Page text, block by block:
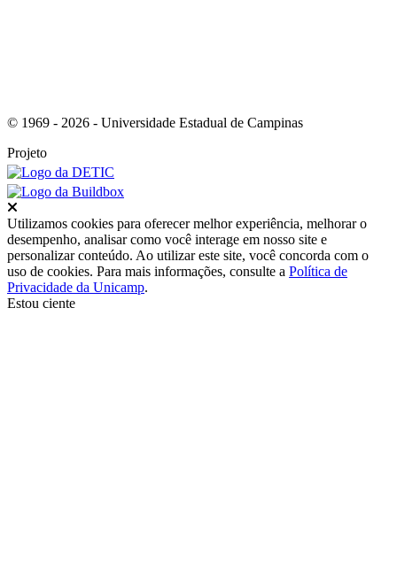
© 1969 - 2026 - Universidade Estadual de Campinas
Projeto
Utilizamos cookies para oferecer melhor experiência, melhorar o
desempenho, analisar como você interage em nosso site e
personalizar conteúdo. Ao utilizar este site, você concorda com o
uso de cookies. Para mais informações, consulte a Política de
Privacidade da Unicamp.
Estou ciente